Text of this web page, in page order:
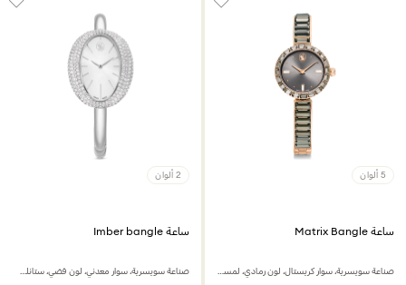
5 ألوان
ساعة Matrix Bangle
صناعة سويسرية، سوار كريستال، لون رمادي، لمسة نهائية بلون ذهبي وردي
2 ألوان
ساعة Imber bangle
صناعة سويسرية، سوار معدني، لون فضي، ستانلس ستيل